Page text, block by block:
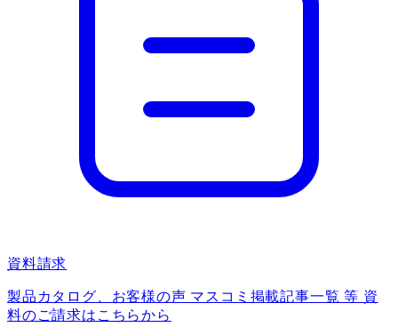
資料請求
製品カタログ、お客様の声 マスコミ掲載記事一覧 等 資
料のご請求はこちらから